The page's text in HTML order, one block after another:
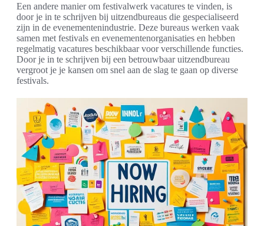
Een andere manier om festivalwerk vacatures te vinden, is
door je in te schrijven bij uitzendbureaus die gespecialiseerd
zijn in de evenementenindustrie. Deze bureaus werken vaak
samen met festivals en evenementenorganisaties en hebben
regelmatig vacatures beschikbaar voor verschillende functies.
Door je in te schrijven bij een betrouwbaar uitzendbureau
vergroot je je kansen om snel aan de slag te gaan op diverse
festivals.